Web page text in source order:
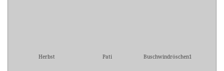
Herbst Pati Buschwindröschen1